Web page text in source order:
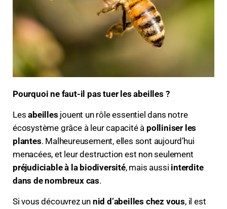
Pourquoi ne faut-il pas tuer les abeilles ?
Lesabeilles jouent un rôle essentiel dans notre
écosystème grâce à leur capacité à polliniser les
plantes. Malheureusement, elles sont aujourd’hui
menacées, et leur destruction est non seulement
préjudiciable à la biodiversité, mais aussi interdite
dans de nombreux cas.
Si vous découvrez un nid d’abeilles chez vous, il est